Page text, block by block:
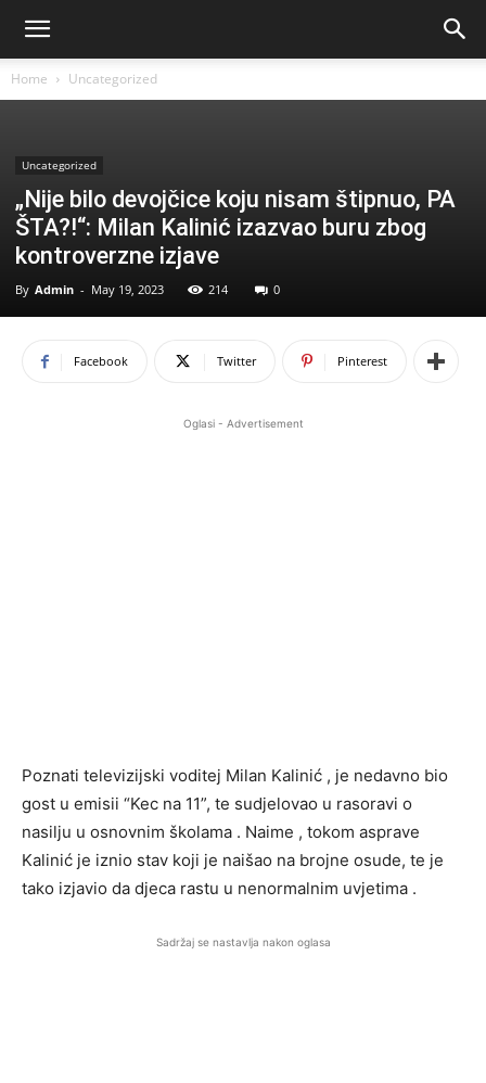
Home Uncategorized
Uncategorized
„Nije bilo devojčice koju nisam štipnuo, PA
ŠTA?!“: Milan Kalinić izazvao buru zbog
kontroverzne izjave
By Admin - May 19, 2023 214 0
Facebook Twitter Pinterest
Oglasi - Advertisement
Poznati televizijski voditej Milan Kalinić , je nedavno bio
gost u emisii “Kec na 11”, te sudjelovao u rasoravi o
nasilju u osnovnim školama . Naime , tokom asprave
Kalinić je iznio stav koji je naišao na brojne osude, te je
tako izjavio da djeca rastu u nenormalnim uvjetima .
Sadržaj se nastavlja nakon oglasa